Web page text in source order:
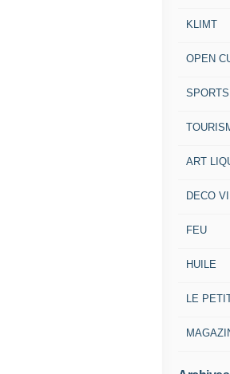
KLIMT
OPEN
SPORTS
ART
DECO
FEU
HUILE
LE